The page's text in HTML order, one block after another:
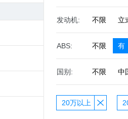
发动机: 不限 立
ABS: 不限 有
国别: 不限 中
20万以上